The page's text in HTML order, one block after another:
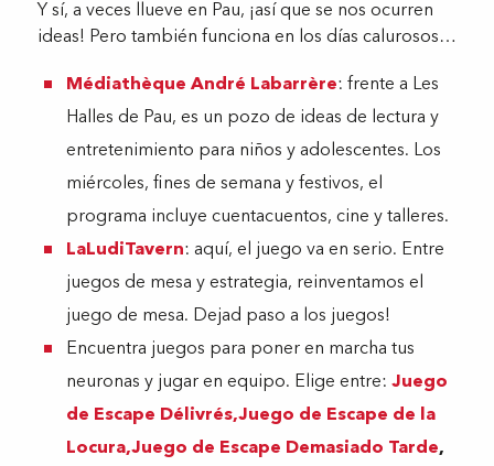
Y sí, a veces llueve en Pau, ¡así que se nos ocurren
ideas! Pero también funciona en los días calurosos…
Médiathèque André Labarrère: frente a Les
Halles de Pau, es un pozo de ideas de lectura y
entretenimiento para niños y adolescentes. Los
miércoles, fines de semana y festivos, el
programa incluye cuentacuentos, cine y talleres.
LaLudiTavern: aquí, el juego va en serio. Entre
juegos de mesa y estrategia, reinventamos el
juego de mesa. Dejad paso a los juegos!
Encuentra juegos para poner en marcha tus
neuronas y jugar en equipo. Elige entre: Juego
de Escape Délivrés,Juego de Escape de la
Locura,Juego de Escape Demasiado Tarde,